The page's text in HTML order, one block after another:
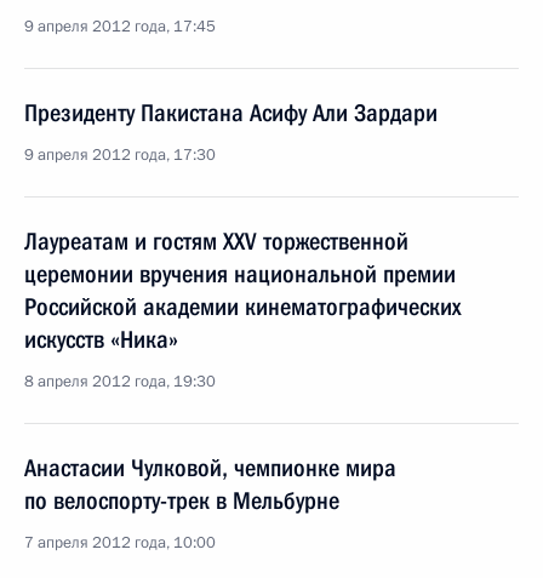
9 апреля 2012 года, 17:45
Президенту Пакистана Асифу Али Зардари
9 апреля 2012 года, 17:30
Лауреатам и гостям XXV торжественной
церемонии вручения национальной премии
Российской академии кинематографических
искусств «Ника»
8 апреля 2012 года, 19:30
Анастасии Чулковой, чемпионке мира
по велоспорту-трек в Мельбурне
7 апреля 2012 года, 10:00